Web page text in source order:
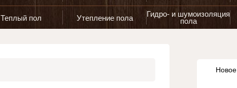
Теплый пол Утепление пола
Гидро- и шумоизоляция
пола
Новое